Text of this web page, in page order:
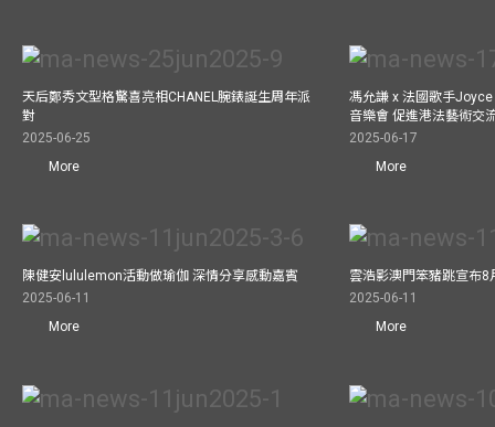
天后鄭秀文型格驚喜亮相CHANEL腕錶誕生周年派
對
2025-06-25
More
馮允謙 x 法國歌手
音樂會 促進港法藝術交
2025-06-17
More
陳健安lululemon活動做瑜伽 深情分享感動嘉賓
2025-06-11
More
雲浩影澳門笨豬跳宣布8
2025-06-11
More